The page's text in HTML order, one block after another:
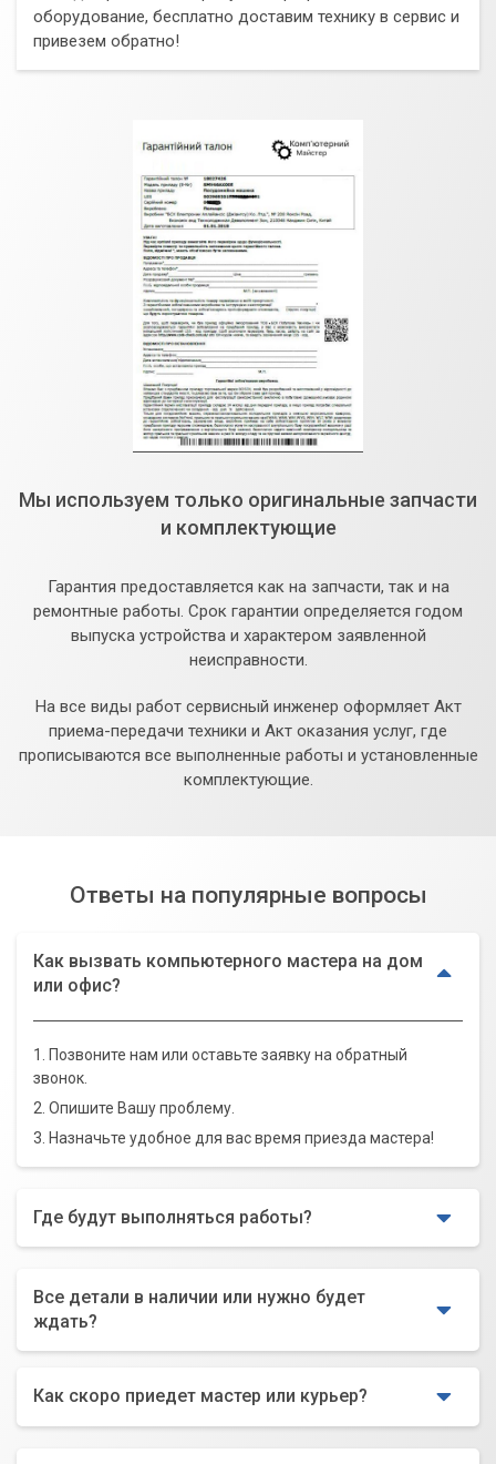
оборудование, бесплатно доставим технику в сервис и
привезем обратно!
Мы используем только оригинальные запчасти
и комплектующие
Гарантия предоставляется как на запчасти, так и на
ремонтные работы. Срок гарантии определяется годом
выпуска устройства и характером заявленной
неисправности.
На все виды работ сервисный инженер оформляет Акт
приема-передачи техники и Акт оказания услуг, где
прописываются все выполненные работы и установленные
комплектующие.
Ответы на популярные вопросы
Как вызвать компьютерного мастера на дом
или офис?
1. Позвоните нам или оставьте заявку на обратный
звонок.
2. Опишите Вашу проблему.
3. Назначьте удобное для вас время приезда мастера!
Где будут выполняться работы?
Все детали в наличии или нужно будет
ждать?
Как скоро приедет мастер или курьер?